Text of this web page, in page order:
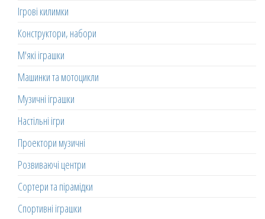
Ігрові килимки
Конструктори, набори
М'які іграшки
Машинки та мотоцикли
Музичні іграшки
Настільні ігри
Проектори музичні
Розвиваючі центри
Сортери та пірамідки
Спортивні іграшки